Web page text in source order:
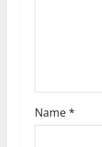
Name*